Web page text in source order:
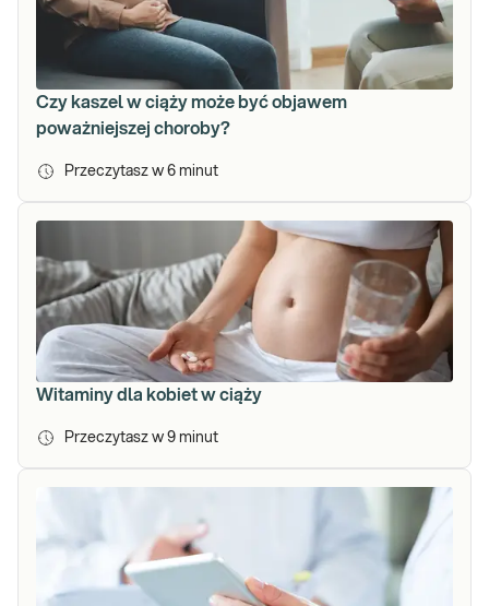
Czy kaszel w ciąży może być objawem
poważniejszej choroby?
Przeczytasz w 6 minut
Witaminy dla kobiet w ciąży
Przeczytasz w 9 minut